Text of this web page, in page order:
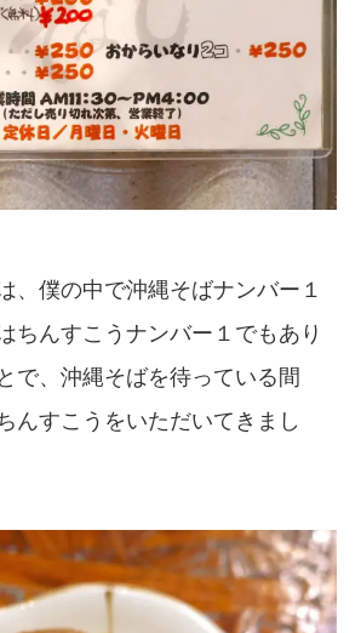
、僕の中で沖縄そばナンバー１
ちんすこうナンバー１でもあり
で、沖縄そばを待っている間
んすこうをいただいてきまし